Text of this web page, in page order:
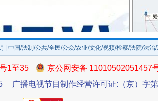
一批国家标准开始实施
| 中国/法制/公共/全民/公众/农业/文化/视频/检察/法院/法治
1至35
京公网安备 11010502051457
广播电视节目制作经营许可证:（京）字